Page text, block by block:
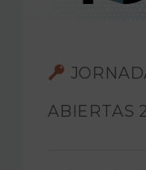
FUNDACIÓN JAM
ABIERTAS